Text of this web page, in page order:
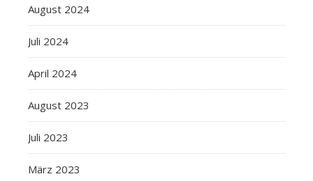
August 2024
Juli 2024
April 2024
August 2023
Juli 2023
März 2023